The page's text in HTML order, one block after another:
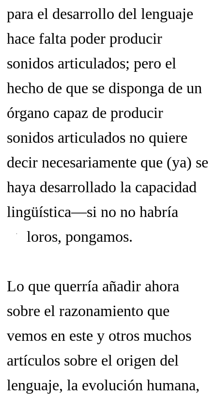
para el desarrollo del lenguaje
hace falta poder producir
sonidos articulados; pero el
hecho de que se disponga de un
órgano capaz de producir
sonidos articulados no quiere
decir necesariamente que (ya) se
haya desarrollado la capacidad
lingüística—si no no habría
loros, pongamos.
Lo que querría añadir ahora
sobre el razonamiento que
vemos en este y otros muchos
artículos sobre el origen del
lenguaje, la evolución humana,